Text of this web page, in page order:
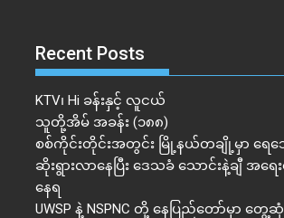
Recent Posts
KTV၊ Hi ခန်းနှင့် လူငယ်
သူတို့အိမ် အခန်း (၁၈၈)
စစ်ကိုင်းတိုင်းအတွင်း မြို့နယ်တချို့မှာ ရေဘ
ဆိုးရွားလာနေပြီး ဒေသခံ သောင်းနဲ့ချီ အရေး
နေရ
UWSP နဲ့ NSPNC တို့ နေပြည်တော်မှာ တွ